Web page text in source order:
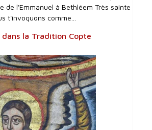
de l'Emmanuel à Bethléem Très sainte
t'invoquons comme...
dans la Tradition Copte